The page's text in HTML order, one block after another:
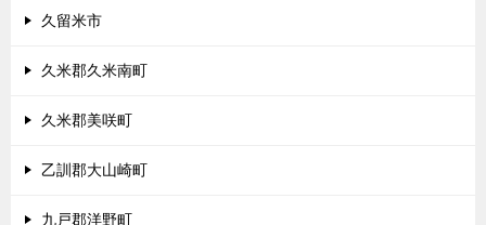
久留米市
久米郡久米南町
久米郡美咲町
乙訓郡大山崎町
九戸郡洋野町